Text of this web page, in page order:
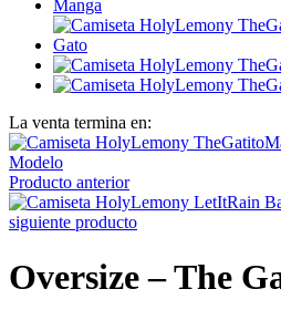
La venta termina en:
Producto anterior
siguiente producto
Oversize – The